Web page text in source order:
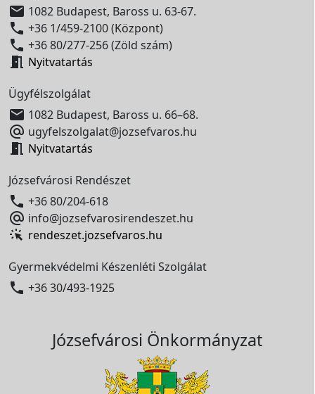
 1082 Budapest, Baross u. 63-67.
 +36 1/459-2100 (Központ)
 +36 80/277-256 (Zöld szám)
 Nyitvatartás
Ügyfélszolgálat
 1082 Budapest, Baross u. 66–68.
 ugyfelszolgalat@jozsefvaros.hu
 Nyitvatartás
Józsefvárosi Rendészet
 +36 80/204-618
 info@jozsefvarosirendeszet.hu
rendeszet.jozsefvaros.hu
Gyermekvédelmi Készenléti Szolgálat
 +36 30/493-1925
Józsefvárosi Önkormányzat